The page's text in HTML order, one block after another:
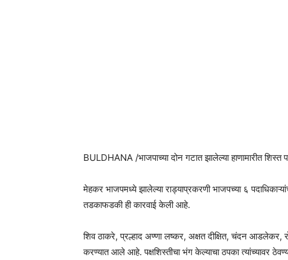
BULDHANA /भाजपाच्या दोन गटात झालेल्या हाणामारीत शिस्त
मेहकर भाजपमध्ये झालेल्या राड्याप्रकरणी भाजपच्या ६
तडकाफडकी ही कारवाई केली आहे.
शिव ठाकरे, प्रल्हाद अण्णा लष्कर, अक्षत दीक्षित, चंदन आडलेकर,
करण्यात आले आहे. पक्षशिस्तीचा भंग केल्याचा ठपका त्यांच्यावर